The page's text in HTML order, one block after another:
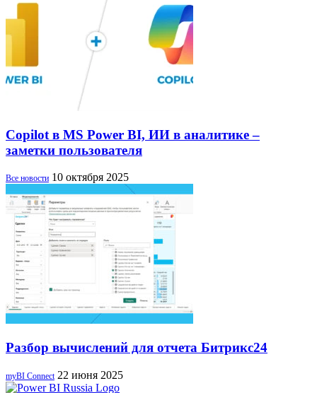
Copilot в MS Power BI, ИИ в аналитике –
заметки пользователя
Все новости 10 октября 2025
Разбор вычислений для отчета Битрикс24
myBI Connect 22 июня 2025